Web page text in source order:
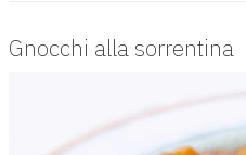
Gnocchi alla sorrentina